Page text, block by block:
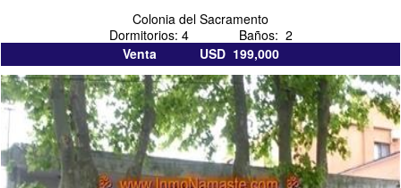
Colonia del Sacramento
Dormitorios: 4 Baños: 2
Venta USD 199,000